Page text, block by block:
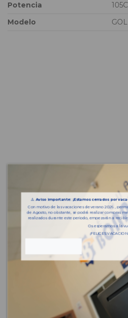
Potencia
Modelo
⚠️Aviso importante: ¡Estamos cerrados por
Con motivo de las vacaciones de verano 2026 ,
de Agosto, no obstante, se podrá realizar compras
realizados durante este periodo, empezarán a
Os esperamos a la
¡FELICES